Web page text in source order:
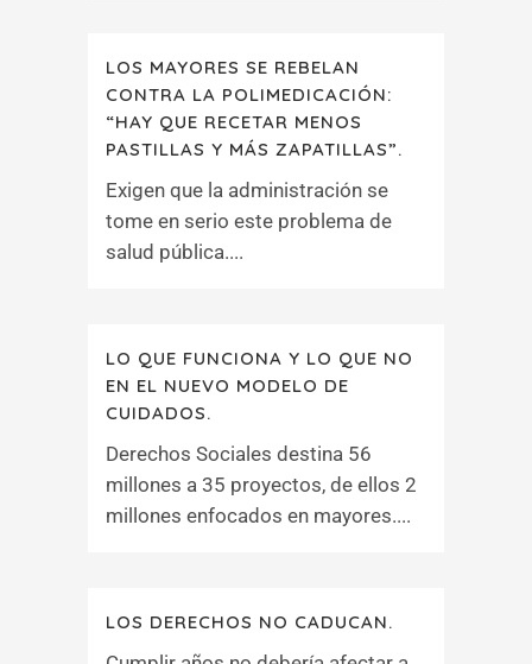
LOS MAYORES SE REBELAN
CONTRA LA POLIMEDICACIÓN:
“HAY QUE RECETAR MENOS
PASTILLAS Y MÁS ZAPATILLAS”.
Exigen que la administración se
tome en serio este problema de
salud pública....
LO QUE FUNCIONA Y LO QUE NO
EN EL NUEVO MODELO DE
CUIDADOS.
Derechos Sociales destina 56
millones a 35 proyectos, de ellos 2
millones enfocados en mayores....
LOS DERECHOS NO CADUCAN.